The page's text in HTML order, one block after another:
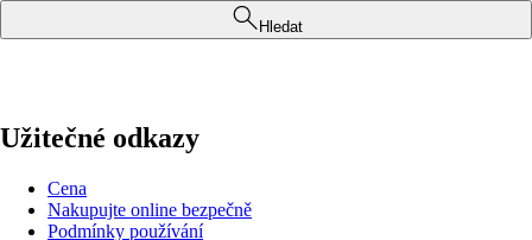
Hledat
Užitečné odkazy
Cena
Nakupujte online bezpečně
Podmínky používání